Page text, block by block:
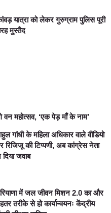
यात्रा को लेकर गुरुग्राम पुलिस पूरी
मुस्तैद
वन महोत्सव, ‘एक पेड़ माँ के नाम’
गांधी के महिला अधिकार वाले वीडियो
रिजिजू की टिप्पणी, अब कांग्रेस नेता
दिया जवाब
में जल जीवन मिशन 2.0 का और
तरीके से हो कार्यान्वयनः केंद्रीय